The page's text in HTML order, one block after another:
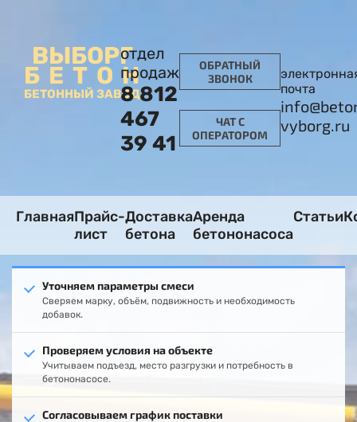
ВЫБОРГ
БЕТОН
БЕТОННЫЙ ЗАВОД
отдел
продаж
8 812
467
39 41
ОБРАТНЫЙ
ЗВОНОК
ЧАТ С
ОПЕРАТОРОМ
почта
vyborg.ru
ГлавнаяПрайс-
лист
Доставка
бетона
Аренда
бетононасоса
Статьи
Уточняем параметры смеси
Сверяем марку, объём, подвижность и необходимость
добавок.
Проверяем условия на объекте
Учитываем подъезд, место разгрузки и потребность в
бетононасосе.
Согласовываем график поставки